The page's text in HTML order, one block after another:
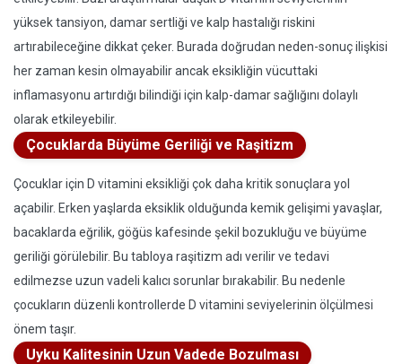
yüksek tansiyon, damar sertliği ve kalp hastalığı riskini
artırabileceğine dikkat çeker. Burada doğrudan neden-sonuç ilişkisi
her zaman kesin olmayabilir ancak eksikliğin vücuttaki
inflamasyonu artırdığı bilindiği için kalp-damar sağlığını dolaylı
olarak etkileyebilir.
Çocuklarda Büyüme Geriliği ve Raşitizm
Çocuklar için D vitamini eksikliği çok daha kritik sonuçlara yol
açabilir. Erken yaşlarda eksiklik olduğunda kemik gelişimi yavaşlar,
bacaklarda eğrilik, göğüs kafesinde şekil bozukluğu ve büyüme
geriliği görülebilir. Bu tabloya raşitizm adı verilir ve tedavi
edilmezse uzun vadeli kalıcı sorunlar bırakabilir. Bu nedenle
çocukların düzenli kontrollerde D vitamini seviyelerinin ölçülmesi
önem taşır.
Uyku Kalitesinin Uzun Vadede Bozulması